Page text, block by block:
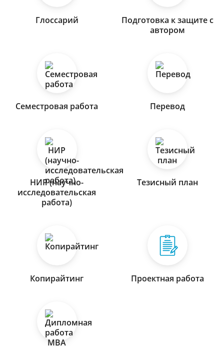
Глоссарий
Подготовка к защите с
автором
Семестровая работа Перевод
НИР (научно-
исследовательская
работа)
Тезисный план
Копирайтинг Проектная работа